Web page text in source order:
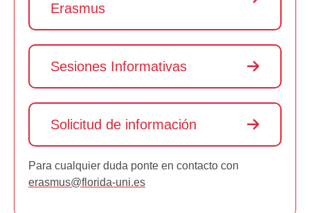
Erasmus
Sesiones Informativas
Solicitud de información
Para cualquier duda ponte en contacto con
erasmus@florida-uni.es